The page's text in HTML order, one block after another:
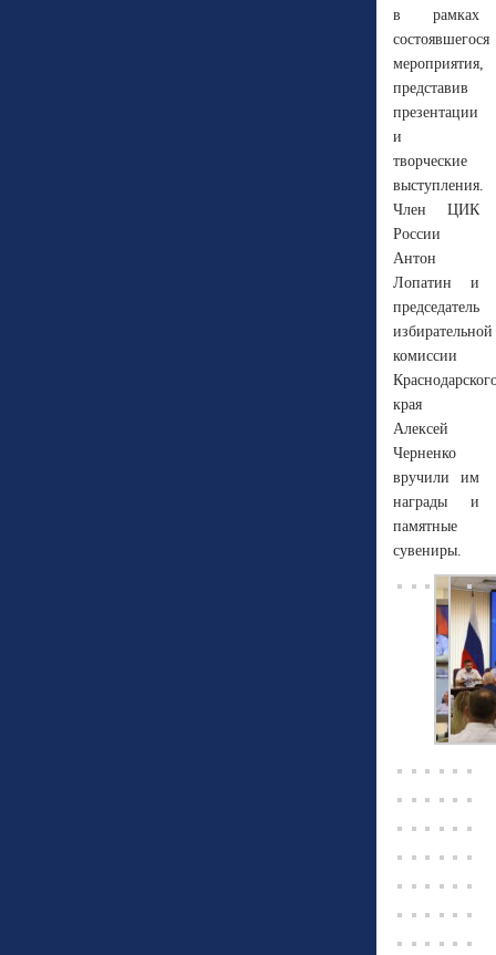
в рамках
состоявшегося
мероприятия,
представив
презентации
и
творческие
выступления.
Член ЦИК
России
Антон
Лопатин и
председатель
избирательной
комиссии
края
Алексей
Черненко
вручили им
награды и
памятные
сувениры.